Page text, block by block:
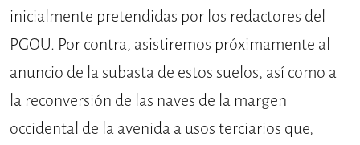
inicialmente pretendidas por los redactores del
PGOU. Por contra, asistiremos próximamente al
anuncio de la subasta de estos suelos, así como a
la reconversión de las naves de la margen
occidental de la avenida a usos terciarios que,